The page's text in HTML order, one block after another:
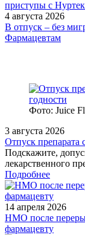
4 августа 2026
В отпуск – без
Фармацевтам
Фото: Juice
3 августа 2026
Отпуск препарата
Подскажите,
лекарственного
Подробнее
14 апреля 2026
НМО после
фармацевту